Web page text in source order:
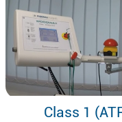
Class 1